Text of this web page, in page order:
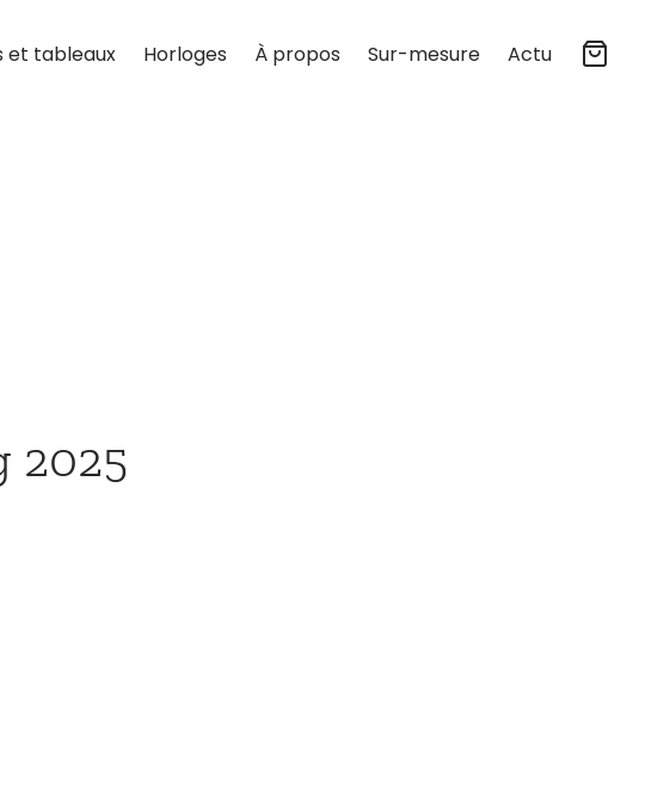
et tableaux Horloges À propos Sur-mesure Actu
2025